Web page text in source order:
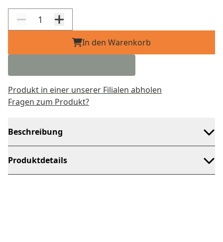
In den Warenkorb
Produkt in einer unserer Filialen abholen
Fragen zum Produkt?
Beschreibung
Produktdetails